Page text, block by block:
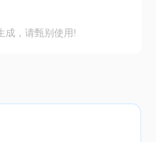
成，请甄别使用!